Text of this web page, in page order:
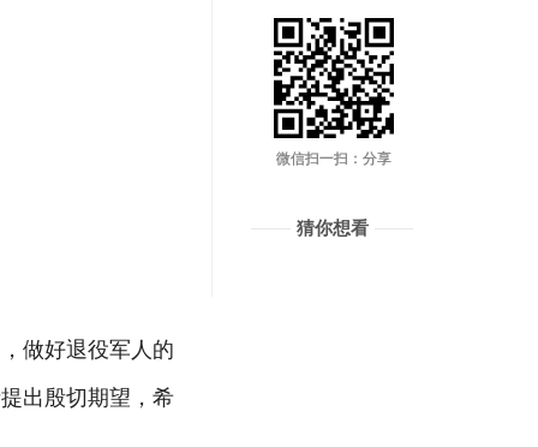
做好退役军人的
出殷切期望，希
微信扫一扫：分享
猜你想看